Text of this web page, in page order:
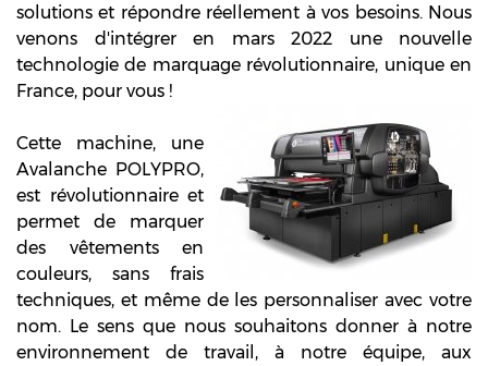
solutions et répondre réellement à vos besoins. Nous
venons d'intégrer en mars 2022 une nouvelle
technologie de marquage révolutionnaire, unique en
France, pour vous !
Cette machine, une
Avalanche POLYPRO,
est révolutionnaire et
permet de marquer
des vêtements en
couleurs, sans frais
techniques, et même de les personnaliser avec votre
nom. Le sens que nous souhaitons donner à notre
environnement de travail, à notre équipe, aux